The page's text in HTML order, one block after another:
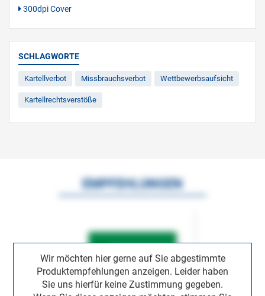
300dpi Cover
SCHLAGWORTE
Kartellverbot Missbrauchsverbot Wettbewerbsaufsicht
Kartellrechtsverstöße
Wir möchten hier gerne auf Sie abgestimmte
Produktempfehlungen anzeigen. Leider haben
Sie uns hierfür keine Zustimmung gegeben.
EMPFEHLUNGEN